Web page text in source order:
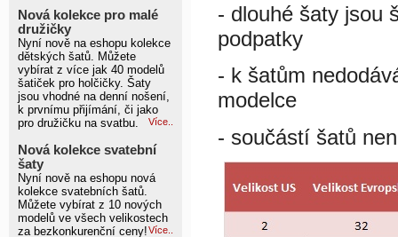
Nová kolekce pro malé
družičky
Nyní nově na eshopu kolekce
dětských šatů. Můžete
vybírat z více jak 40 modelů
šatiček pro holčičky. Šaty
jsou vhodné na denní nošení,
k prvnímu přijímání, či jako
pro družičku na svatbu.
Více..
Nová kolekce svatební
šaty
Nyní nově na eshopu nová
kolekce svatebních šatů.
Můžete vybírat z 10 nových
modelů ve všech velikostech
za bezkonkurenční ceny!Více..
- dlouhé šaty jsou
podpatky
- k šatům
modelce
- součástí šatů